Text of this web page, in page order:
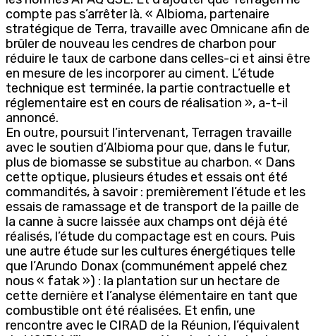
compte pas s’arrêter là. « Albioma, partenaire
stratégique de Terra, travaille avec Omnicane afin de
brûler de nouveau les cendres de charbon pour
réduire le taux de carbone dans celles-ci et ainsi être
en mesure de les incorporer au ciment. L’étude
technique est terminée, la partie contractuelle et
réglementaire est en cours de réalisation », a-t-il
annoncé.
En outre, poursuit l’intervenant, Terragen travaille
avec le soutien d’Albioma pour que, dans le futur,
plus de biomasse se substitue au charbon. « Dans
cette optique, plusieurs études et essais ont été
commandités, à savoir : premièrement l’étude et les
essais de ramassage et de transport de la paille de
la canne à sucre laissée aux champs ont déjà été
réalisés, l’étude du compactage est en cours. Puis
une autre étude sur les cultures énergétiques telle
que l’Arundo Donax (communément appelé chez
nous « fatak ») : la plantation sur un hectare de
cette dernière et l’analyse élémentaire en tant que
combustible ont été réalisées. Et enfin, une
rencontre avec le CIRAD de la Réunion, l’équivalent